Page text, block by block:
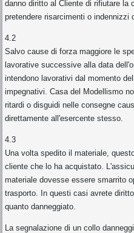
danno diritto al Cliente di rifiutare la
pretendere risarcimenti o indennizzi
4.2
Salvo cause di forza maggiore le
lavorative successive alla data
intendono lavorativi dal momento
impegnativi. Casa del Modellismo
ritardi o disguidi nelle consegne
direttamente all'esercente stesso.
4.3
Una volta spedito il materiale,
cliente che lo ha acquistato.
materiale dovesse essere smarrito
trasporto. In questi casi avrete
quanto danneggiato.
La segnalazione di un collo